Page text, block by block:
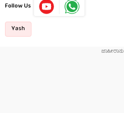
Follow Us
Yash